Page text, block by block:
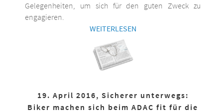
Gelegenheiten, um sich für den guten Zweck zu
engagieren.
WEITERLESEN
19. April 2016, Sicherer unterwegs:
Biker machen sich beim ADAC fit für die